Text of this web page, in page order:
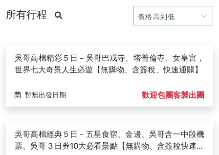
所有行程
吳哥高棉精彩５日－吳哥巴戎寺、塔普倫寺、女皇宮，
世界七大奇景人生必遊【無購物、含簽稅、快速通關】
暫無出發日期 歡迎包團客製出團
吳哥高棉經典５日－五星食宿、金邊、吳哥含一中段機
票、吳哥３日券10大必看景點【無購物、含簽稅快速通